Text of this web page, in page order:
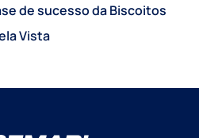
de sucesso da Biscoitos
Vista